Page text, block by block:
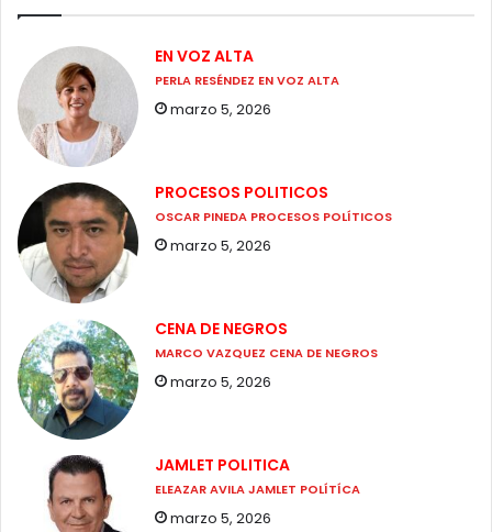
EN VOZ ALTA
PERLA RESÉNDEZ EN VOZ ALTA
marzo 5, 2026
PROCESOS POLITICOS
OSCAR PINEDA PROCESOS POLÍTICOS
marzo 5, 2026
CENA DE NEGROS
MARCO VAZQUEZ CENA DE NEGROS
marzo 5, 2026
JAMLET POLITICA
ELEAZAR AVILA JAMLET POLÍTÍCA
marzo 5, 2026